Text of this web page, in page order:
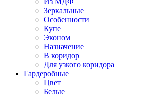
Из МДФ
Зеркальные
Особенности
Купе
Эконом
Назначение
В коридор
Для узкого коридора
Гардеробные
Цвет
Белые